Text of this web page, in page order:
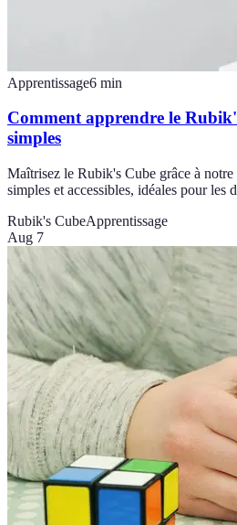
Apprentissage6 min
Comment apprendre le
simples
Maîtrisez le Rubik's Cube grâce à notre
simples et accessibles, idéales pour les
Rubik's CubeApprentissage
Aug 7